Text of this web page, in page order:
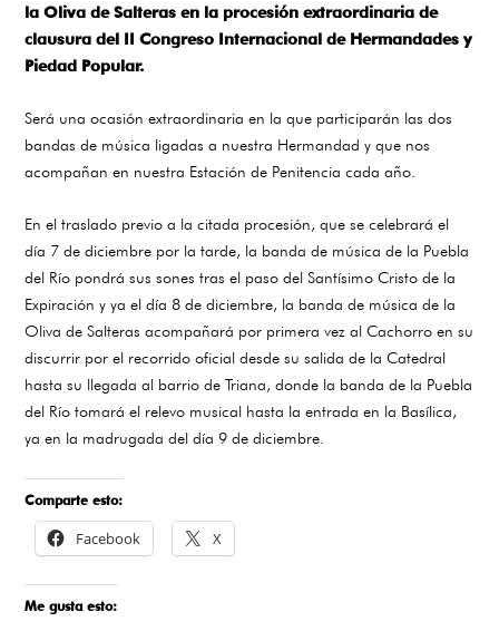
la Oliva de Salteras en la procesión extraordinaria de
clausura del II Congreso Internacional de Hermandades y
Piedad Popular.
Será una ocasión extraordinaria en la que participarán las dos
bandas de música ligadas a nuestra Hermandad y que nos
acompañan en nuestra Estación de Penitencia cada año.
En el traslado previo a la citada procesión, que se celebrará el
día 7 de diciembre por la tarde, la banda de música de la Puebla
del Río pondrá sus sones tras el paso del Santísimo Cristo de la
Expiración y ya el día 8 de diciembre, la banda de música de la
Oliva de Salteras acompañará por primera vez al Cachorro en su
discurrir por el recorrido oficial desde su salida de la Catedral
hasta su llegada al barrio de Triana, donde la banda de la Puebla
del Río tomará el relevo musical hasta la entrada en la Basílica,
ya en la madrugada del día 9 de diciembre.
Comparte esto:
Facebook X
Me gusta esto: